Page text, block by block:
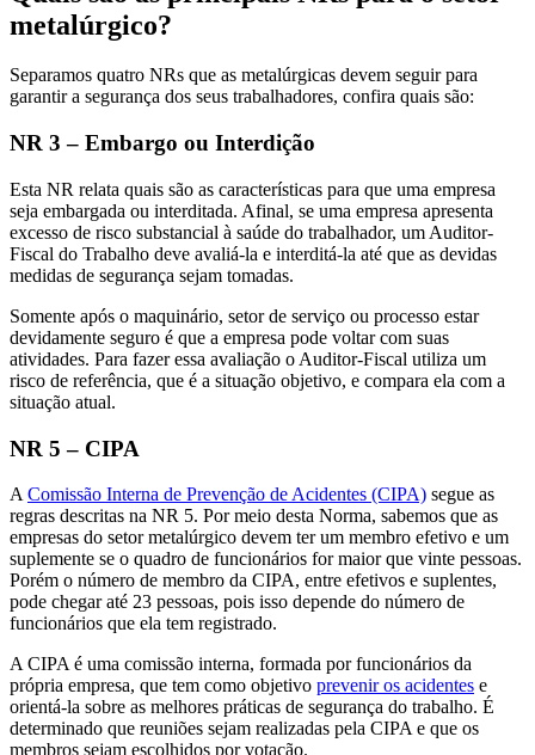
metalúrgico?
Separamos quatro NRs que as metalúrgicas devem seguir para
garantir a segurança dos seus trabalhadores, confira quais são:
NR 3 – Embargo ou Interdição
Esta NR relata quais são as características para que uma empresa
seja embargada ou interditada. Afinal, se uma empresa apresenta
excesso de risco substancial à saúde do trabalhador, um Auditor-
Fiscal do Trabalho deve avaliá-la e interditá-la até que as devidas
medidas de segurança sejam tomadas.
Somente após o maquinário, setor de serviço ou processo estar
devidamente seguro é que a empresa pode voltar com suas
atividades. Para fazer essa avaliação o Auditor-Fiscal utiliza um
risco de referência, que é a situação objetivo, e compara ela com a
situação atual.
NR 5 – CIPA
A Comissão Interna de Prevenção de Acidentes (CIPA) segue as
regras descritas na NR 5. Por meio desta Norma, sabemos que as
empresas do setor metalúrgico devem ter um membro efetivo e um
suplemente se o quadro de funcionários for maior que vinte pessoas.
Porém o número de membro da CIPA, entre efetivos e suplentes,
pode chegar até 23 pessoas, pois isso depende do número de
funcionários que ela tem registrado.
A CIPA é uma comissão interna, formada por funcionários da
própria empresa, que tem como objetivo prevenir os acidentes e
orientá-la sobre as melhores práticas de segurança do trabalho. É
determinado que reuniões sejam realizadas pela CIPA e que os
membros sejam escolhidos por votação.